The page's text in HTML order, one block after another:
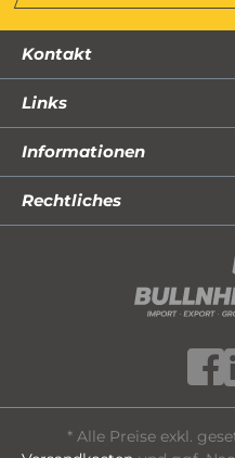
Kontakt
Links
Informationen
Rechtliches
* Alle Preise exkl.